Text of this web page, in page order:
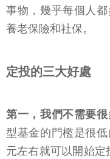
事物，幾乎每個人
養老保險和社保。
定投的三大好處
第一，我們不需要
型基金的門檻是很
元左右就可以開始定